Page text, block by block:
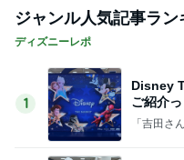
ジャンル人気記事ラン
ディズニーレポ
1
Disney
ご紹介っ
「吉田さ